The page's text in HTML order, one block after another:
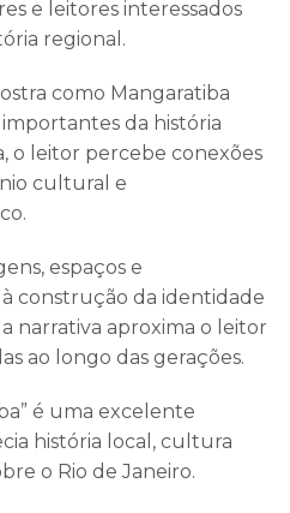
e leitores interessados
regional.
como Mangaratiba
da história
o leitor percebe conexões
cultural e
espaços e
construção da identidade
narrativa aproxima o leitor
ao longo das gerações.
é uma excelente
história local, cultura
o Rio de Janeiro.